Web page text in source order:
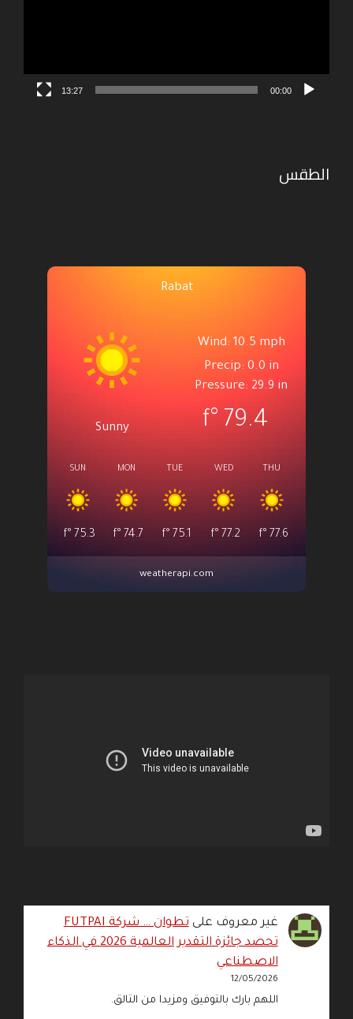
00:00
13:27
الطقس
Rabat
Sunny
Wind: 10.5 mph
Precip: 0.0 in
Pressure: 29.9 in
79.4
°f
SUN
75.3
°f
MON
74.7
°f
TUE
75.1
°f
WED
77.2
°f
THU
77.6
°f
weatherapi.com
غير معروف على
تطوان … شركة FUTPAI
تحصد جائزة التقدير العالمية 2026 في الذكاء
الاصطناعي
12/05/2026
اللهم بارك بالتوفيق ومزيدا من التالق.